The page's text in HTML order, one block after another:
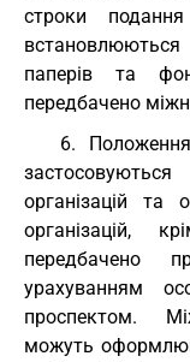
строки
паперів та
передбачено
6.
організацій та
організацій,
передбачено
урахуванням
проспектом.
можуть